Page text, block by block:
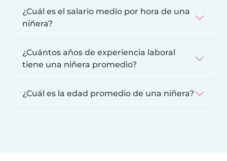
¿Cuál es el salario medio por hora de una
niñera?
¿Cuántos años de experiencia laboral
tiene una niñera promedio?
¿Cuál es la edad promedio de una niñera?